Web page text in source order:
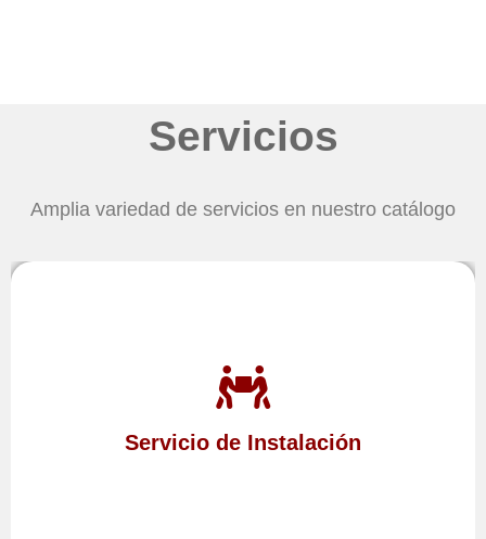
Servicios
Amplia variedad de servicios en nuestro catálogo
Servicio de Instalación
Tras adquirir sus aparatos no dude en contratar a
servicio
técnico
en
Altea Hills